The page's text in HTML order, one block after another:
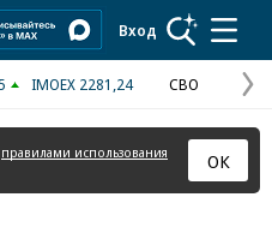
Вход
IMOEX 2281,24 СВО
правилами использования
ОК